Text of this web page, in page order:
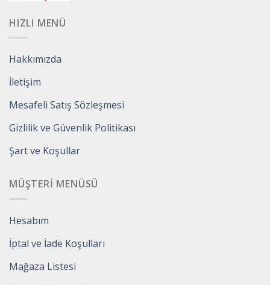
HIZLI MENÜ
Hakkımızda
İletişim
Mesafeli Satış Sözleşmesi
Gizlilik ve Güvenlik Politikası
Şart ve Koşullar
MÜŞTERI MENÜSÜ
Hesabım
İptal ve İade Koşulları
Mağaza Listesi